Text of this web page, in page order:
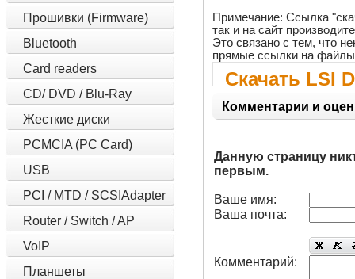
Прошивки (Firmware)
Bluetooth
Card readers
CD/ DVD / Blu-Ray
Жесткие диски
PCMCIA (PC Card)
USB
PCI / MTD / SCSIAdapter
Router / Switch / AP
VoIP
Планшеты
Примечание: Ссылка
так и на сайт
Это связано с тем, что
прямые ссылки на
Скачать LSI
8300XLP)
Комментарии и
Данную страницу
первым.
Ваше имя:
Ваша почта:
Комментарий: